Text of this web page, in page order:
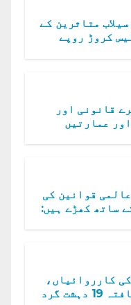
متاثرین کے
کروڑ روپے
قانونی اور
عمارتیں
قوانین کی
ساتھ کھڑے ہیں:
کارروائیاں،
بھارتی حمایت یافتہ 19 دہشت گرد